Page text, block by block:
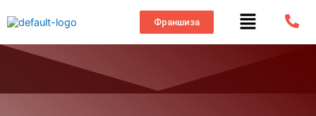
Франшиза